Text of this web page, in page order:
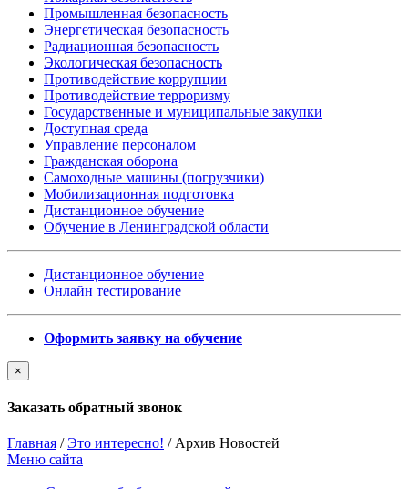
Промышленная безопасность
Энергетическая безопасность
Радиационная безопасность
Экологическая безопасность
Противодействие коррупции
Противодействие терроризму
Государственные и муниципальные закупки
Доступная среда
Управление персоналом
Гражданская оборона
Самоходные машины (погрузчики)
Мобилизационная подготовка
Дистанционное обучение
Обучение в Ленинградской области
Дистанционное обучение
Онлайн тестирование
Оформить заявку на обучение
×
Заказать обратный звонок
Главная /Это интересно! / Архив Новостей
Меню сайта